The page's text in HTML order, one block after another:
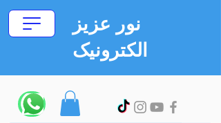
نور عزیز
الکترونیک